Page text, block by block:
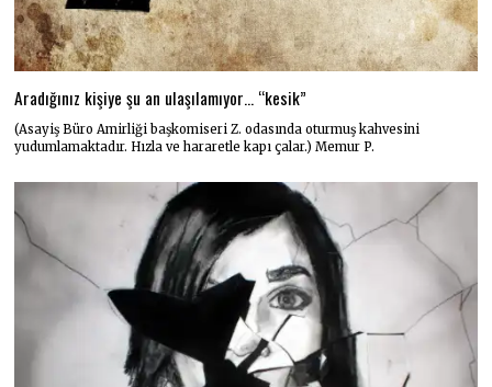
Aradığınız kişiye şu an ulaşılamıyor… “kesik”
(Asayiş Büro Amirliği başkomiseri Z. odasında oturmuş kahvesini
yudumlamaktadır. Hızla ve hararetle kapı çalar.) Memur P.